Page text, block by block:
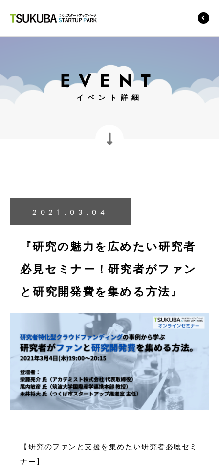
EVENT
イベント詳細
2021.03.04
『研究の魅力を広めたい研究者
必見セミナー！研究者がファン
と研究開発費を集める方法』
【研究のファンと支援を集めたい研究者必聴セミ
ナー】